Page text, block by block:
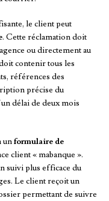
le client peut
. Cette réclamation doit
ou directement au
contenir tous les
références des
précise du
délai de deux mois
unformulaire de
client « mabanque ».
suivi plus efficace du
Le client reçoit un
permettant de suivre